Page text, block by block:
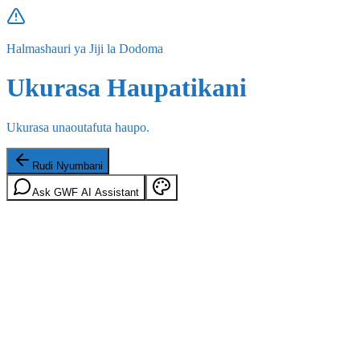
Halmashauri ya Jiji la Dodoma
Ukurasa Haupatikani
Ukurasa unaoutafuta haupo.
Rudi Nyumbani
Ask GWF AI Assistant